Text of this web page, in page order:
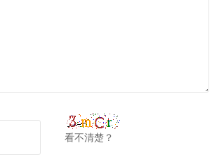
看不清楚？